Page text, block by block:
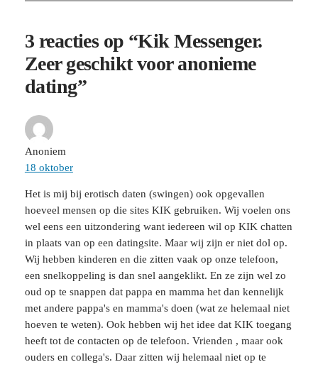
3 reacties op “Kik Messenger.
Zeer geschikt voor anonieme
dating”
Anoniem
18 oktober
Het is mij bij erotisch daten (swingen) ook opgevallen
hoeveel mensen op die sites KIK gebruiken. Wij voelen ons
wel eens een uitzondering want iedereen wil op KIK chatten
in plaats van op een datingsite. Maar wij zijn er niet dol op.
Wij hebben kinderen en die zitten vaak op onze telefoon,
een snelkoppeling is dan snel aangeklikt. En ze zijn wel zo
oud op te snappen dat pappa en mamma het dan kennelijk
met andere pappa's en mamma's doen (wat ze helemaal niet
hoeven te weten). Ook hebben wij het idee dat KIK toegang
heeft tot de contacten op de telefoon. Vrienden , maar ook
ouders en collega's. Daar zitten wij helemaal niet op te